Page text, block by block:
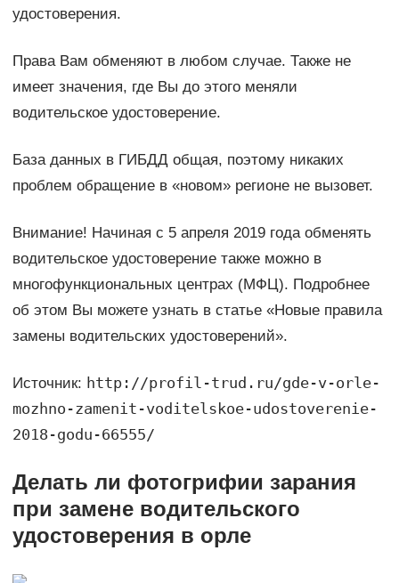
удостоверения.
Права Вам обменяют в любом случае. Также не
имеет значения, где Вы до этого меняли
водительское удостоверение.
База данных в ГИБДД общая, поэтому никаких
проблем обращение в «новом» регионе не вызовет.
Внимание! Начиная с 5 апреля 2019 года обменять
водительское удостоверение также можно в
многофункциональных центрах (МФЦ). Подробнее
об этом Вы можете узнать в статье «Новые правила
замены водительских удостоверений».
Источник: http://profil-trud.ru/gde-v-orle-
mozhno-zamenit-voditelskoe-udostoverenie-
2018-godu-66555/
Делать ли фотогрифии зарания
при замене водительского
удостоверения в орле